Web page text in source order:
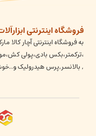
فروشگاه اینترنتی
به فروشگاه اینترنتی آچار کالا
،ترکمتر،بکس بادی،پولی
, بالانسر,پرس هیدرولیک